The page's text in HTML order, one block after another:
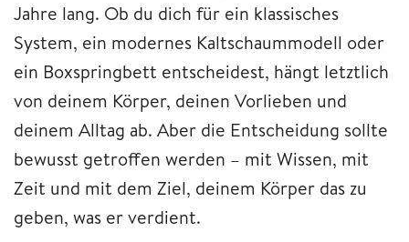
Jahre lang. Ob du dich für ein klassisches
System, ein modernes Kaltschaummodell oder
ein Boxspringbett entscheidest, hängt letztlich
von deinem Körper, deinen Vorlieben und
deinem Alltag ab. Aber die Entscheidung sollte
bewusst getroffen werden – mit Wissen, mit
Zeit und mit dem Ziel, deinem Körper das zu
geben, was er verdient.